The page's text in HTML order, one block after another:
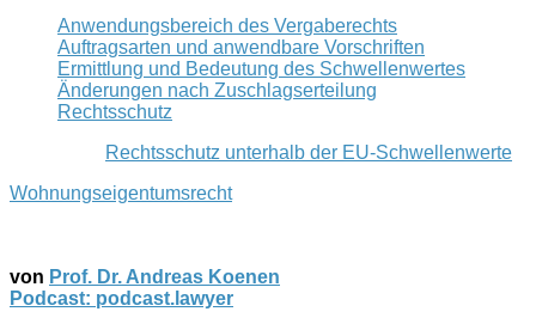
Anwendungsbereich des Vergaberechts
Auftragsarten und anwendbare Vorschriften
Ermittlung und Bedeutung des Schwellenwertes
Änderungen nach Zuschlagserteilung
Rechtsschutz
Rechtsschutz unterhalb der EU-Schwellenwerte
Wohnungseigentumsrecht
von Prof. Dr. Andreas Koenen
Podcast: podcast.lawyer